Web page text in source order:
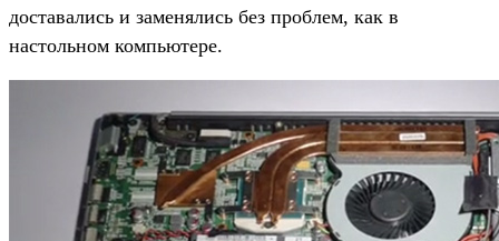
доставались и заменялись без проблем, как в
настольном компьютере.